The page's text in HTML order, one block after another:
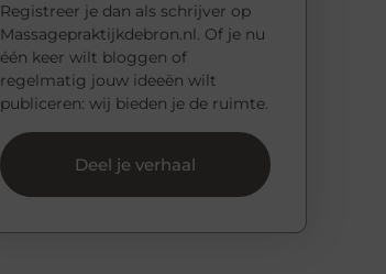
Registreer je dan als schrijver op
Massagepraktijkdebron.nl. Of je nu
één keer wilt bloggen of
regelmatig jouw ideeën wilt
publiceren: wij bieden je de ruimte.
Deel je verhaal